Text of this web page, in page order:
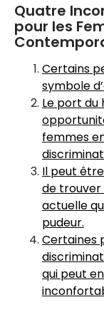
Quatre
pour les
Certains
symbole
Le port du
femmes
Il peut
de
actuelle
pudeur.
Certaines
qui peut